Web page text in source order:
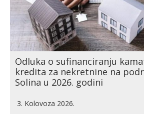
Odluka o sufinanciranju
kredita za nekretnine na
Solina u 2026. godini
3. Kolovoza 2026.